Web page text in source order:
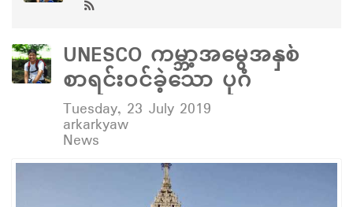
UNESCO ကမ္ဘာ့အမွေအနှစ်
စာရင်းဝင်ခဲ့သော ပုဂံ
Tuesday, 23 July 2019
arkarkyaw
News